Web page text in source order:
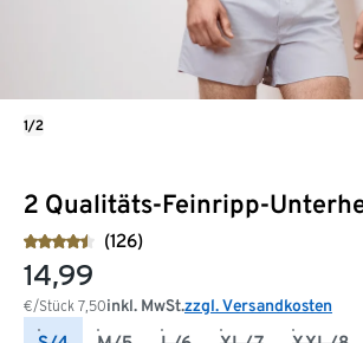
2 Qualitäts-Feinripp-
(126)
14,99
€/Stück 7,50inkl. MwSt.zzgl. Versandkosten
1/2